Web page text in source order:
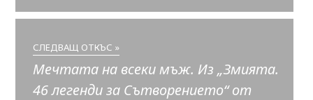
СЛЕДВАЩ ОТКЪС »
Мечтата на всеки мъж. Из „Змията.
46 легенди за Сътворението“ от